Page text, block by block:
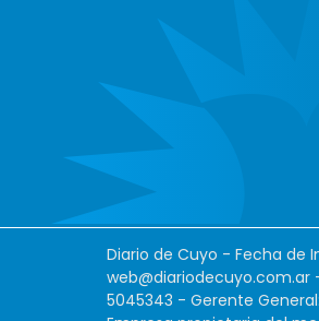
Diario de Cuyo - Fecha de
web@diariodecuyo.com.ar
5045343 - Gerente